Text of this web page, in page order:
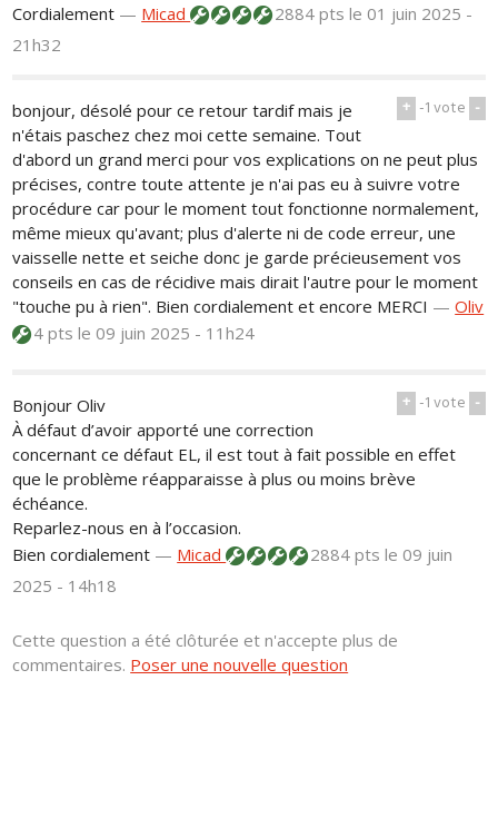
Cordialement — Micad 2884 ptsle 01 juin 2025 -
21h32
+ -1vote -
bonjour, désolé pour ce retour tardif mais je
n'étais paschez chez moi cette semaine. Tout
d'abord un grand merci pour vos explications on ne peut plus
précises, contre toute attente je n'ai pas eu à suivre votre
procédure car pour le moment tout fonctionne normalement,
même mieux qu'avant; plus d'alerte ni de code erreur, une
vaisselle nette et seiche donc je garde précieusement vos
conseils en cas de récidive mais dirait l'autre pour le moment
"touche pu à rien". Bien cordialement et encore MERCI —Oliv
4 ptsle 09 juin 2025 - 11h24
+ -1vote -
Bonjour Oliv
À défaut d’avoir apporté une correction
concernant ce défaut EL, il est tout à fait possible en effet
que le problème réapparaisse à plus ou moins brève
échéance.
Reparlez-nous en à l’occasion.
Bien cordialement — Micad 2884 ptsle 09 juin
2025 - 14h18
Cette question a été clôturée et n'accepte plus de
commentaires. Poser une nouvelle question